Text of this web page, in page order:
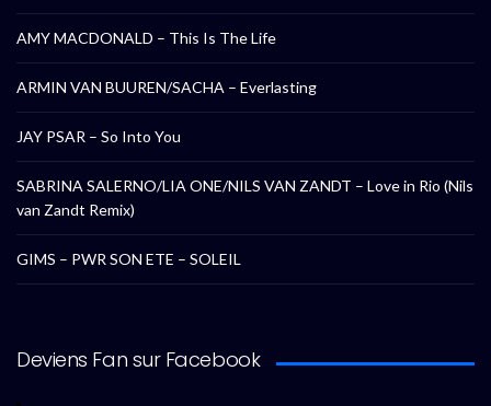
AMY MACDONALD – This Is The Life
ARMIN VAN BUUREN/SACHA – Everlasting
JAY PSAR – So Into You
SABRINA SALERNO/LIA ONE/NILS VAN ZANDT – Love in Rio (Nils
van Zandt Remix)
GIMS – PWR SON ETE – SOLEIL
Deviens Fan sur Facebook